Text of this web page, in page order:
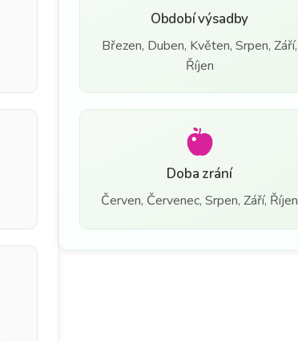
Období výsadby
Březen, Duben, Květen, Srpen, Září,
Říjen
Doba zrání
Červen, Červenec, Srpen, Září, Říjen